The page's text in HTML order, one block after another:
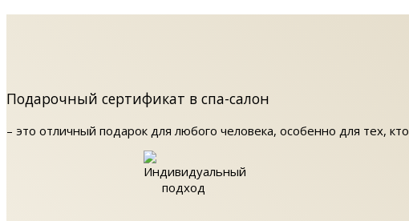
Подарочный сертификат в спа-салон
– это отличный подарок для любого человека, особенно для тех,